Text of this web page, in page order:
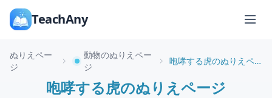
TeachAny
ぬりえペー
ジ
動物のぬりえペー
ジ
咆哮する虎のぬりえページ
咆哮する虎のぬりえページ